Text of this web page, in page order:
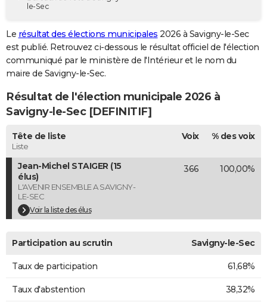
Destinations
City break
Voyage nature
Voyage de noces
Forum
GUIDES D'ACHAT
BONS PLANS
Carte de Noël
Carte Bonne année
Carte Saint-Valentin
Carte Pâques
Carte d'anniversaire
DICTIONNAIRE
Dictionnaire
Biographies
Citations
Expressions
Proverbes
PROGRAMME TV
COPAINS D'AVANT
S'inscrire
Se connecter
Lycées
Collèges
Primaires
Universités
Entreprises
Service militaire
Avis de recherche
AVIS DE DÉCÈS
FORUM
le-Sec
Le résultat des élections municipales 2026 à Savigny-le-Sec
est publié. Retrouvez ci-dessous le résultat officiel de l'élection
communiqué par le ministère de l'Intérieur et le nom du
maire de Savigny-le-Sec.
Résultat de l'élection municipale 2026 à
Savigny-le-Sec [DEFINITIF]
Tête de liste
Liste
Voix % des voix
Jean-Michel STAIGER (15
élus)
L'AVENIR ENSEMBLE A SAVIGNY-
LE-SEC
Voir la liste des élus
366 100,00%
Participation au scrutin Savigny-le-Sec
Taux de participation 61,68%
Taux d'abstention 38,32%